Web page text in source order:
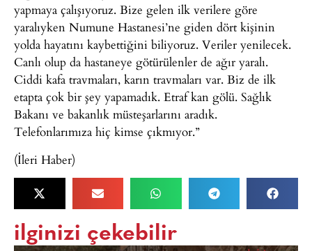
yapmaya çalışıyoruz. Bize gelen ilk verilere göre
yaralıyken Numune Hastanesi’ne giden dört kişinin
yolda hayatını kaybettiğini biliyoruz. Veriler yenilecek.
Canlı olup da hastaneye götürülenler de ağır yaralı.
Ciddi kafa travmaları, karın travmaları var. Biz de ilk
etapta çok bir şey yapamadık. Etraf kan gölü. Sağlık
Bakanı ve bakanlık müsteşarlarını aradık.
Telefonlarımıza hiç kimse çıkmıyor.”
(İleri Haber)
ilginizi çekebilir